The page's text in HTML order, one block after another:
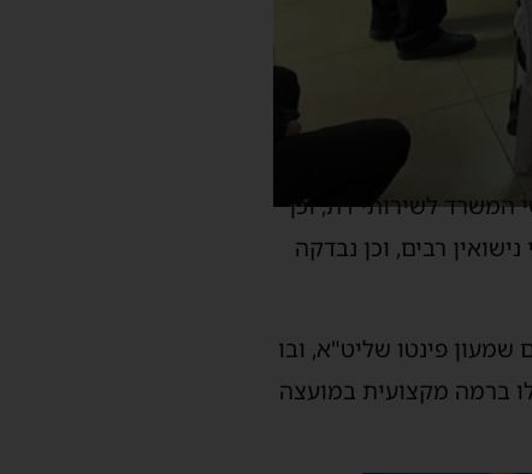
המשרד לשירותי דת, וכן
רבים, וכן נבדקה
פינטו שליט"א, ובו
ברמה מקצועית במועצה